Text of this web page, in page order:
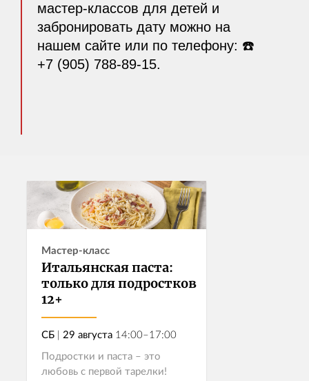
мастер-классов для детей и
забронировать дату можно на
нашем сайте или по телефону: ☎️
+7 (905) 788-89-15.
Мастер-класс
Итальянская паста:
только для подростков
12+
СБ | 29 августа 14:00–17:00
Подростки и паста – это
любовь с первой тарелки!